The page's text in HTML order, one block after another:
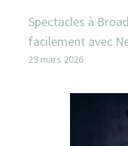
Spectacles à
facilement avec
29 mars 2026